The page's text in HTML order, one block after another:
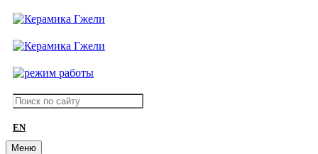
EN
Меню